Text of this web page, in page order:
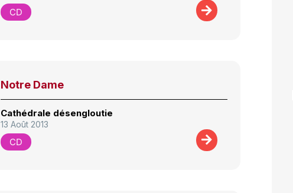
CD
Notre Dame
Cathédrale désengloutie
13 Août 2013
CD